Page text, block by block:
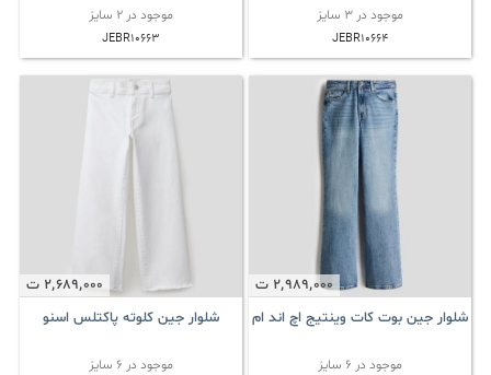
موجود در 3 سایز
JEBR10664
موجود در 2 سایز
JEBR10663
2٬989٬000 ت
شلوار جین بوت کات وینتیج اچ اند ام
موجود در 6 سایز
2٬689٬000 ت
شلوار جین کلوته پاکتلس اسنو
موجود در 6 سایز